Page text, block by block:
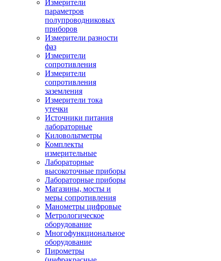
Измерители
параметров
полупроводниковых
приборов
Измерители разности
фаз
Измерители
сопротивления
Измерители
сопротивления
заземления
Измерители тока
утечки
Источники питания
лабораторные
Киловольтметры
Комплекты
измерительные
Лабораторные
высокоточные приборы
Лабораторные приборы
Магазины, мосты и
меры сопротивления
Манометры цифровые
Метрологическое
оборудование
Многофункциональное
оборудование
Пирометры